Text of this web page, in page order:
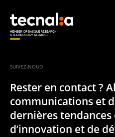
SUIVEZ-NOUD
Rester en contact ?
communications et
dernières
d’innovation et de